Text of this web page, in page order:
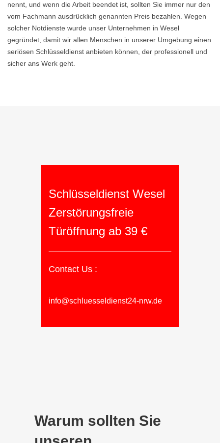
nennt, und wenn die Arbeit beendet ist, sollten Sie immer nur den
vom Fachmann ausdrücklich genannten Preis bezahlen. Wegen
solcher Notdienste wurde unser Unternehmen in Wesel
gegründet, damit wir allen Menschen in unserer Umgebung einen
seriösen Schlüsseldienst anbieten können, der professionell und
sicher ans Werk geht.
Schlüsseldienst Wesel
Zerstörungsfreie
Türöffnung ab 39 €
Contact Us :
info@schluesseldienst24-nrw.de
Warum sollten Sie